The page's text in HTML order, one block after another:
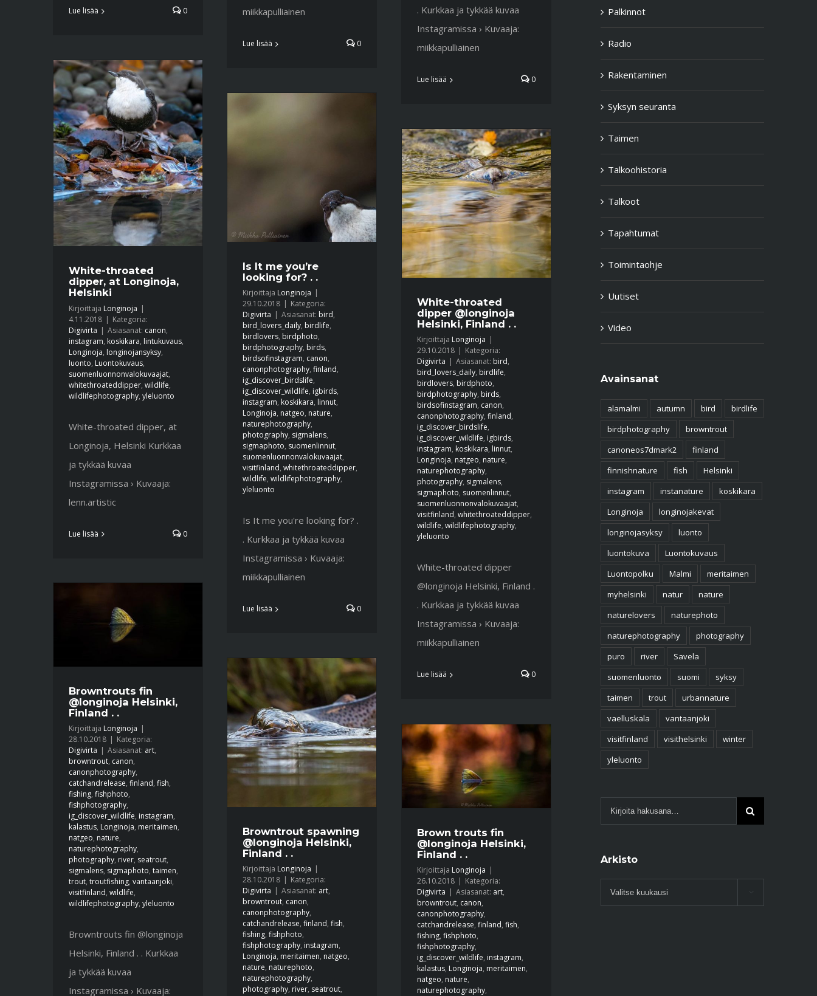
Lue lisää 0
. Kurkkaa ja tykkää kuvaa
Instagramissa › Kuvaaja:
miikkapulliainen
Lue lisää 0
miikkapulliainen
Lue lisää 0
White-throated
dipper, at Longinoja,
Helsinki
Kirjoittaja Longinoja |
4.11.2018 | Kategoria:
Digivirta | Asiasanat: canon,
instagram, koskikara, lintukuvaus,
Longinoja, longinojansyksy,
luonto, Luontokuvaus,
suomenluonnonvalokuvaajat,
whitethroateddipper, wildlife,
wildlifephotography, yleluonto
White-throated dipper, at
Longinoja, Helsinki Kurkkaa
ja tykkää kuvaa
Instagramissa › Kuvaaja:
lenn.artistic
Lue lisää 0
Is It me you’re
looking for? . .
Kirjoittaja Longinoja |
29.10.2018 | Kategoria:
Digivirta | Asiasanat: bird,
bird_lovers_daily, birdlife,
birdlovers, birdphoto,
birdphotography, birds,
birdsofinstagram, canon,
canonphotography, finland,
ig_discover_birdslife,
ig_discover_wildlife, igbirds,
instagram, koskikara, linnut,
Longinoja, natgeo, nature,
naturephotography,
photography, sigmalens,
sigmaphoto, suomenlinnut,
suomenluonnonvalokuvaajat,
visitfinland, whitethroateddipper,
wildlife, wildlifephotography,
yleluonto
Is It me you're looking for? .
. Kurkkaa ja tykkää kuvaa
Instagramissa › Kuvaaja:
miikkapulliainen
Lue lisää 0
White-throated
dipper @longinoja
Helsinki, Finland . .
Kirjoittaja Longinoja |
29.10.2018 | Kategoria:
Digivirta | Asiasanat: bird,
bird_lovers_daily, birdlife,
birdlovers, birdphoto,
birdphotography, birds,
birdsofinstagram, canon,
canonphotography, finland,
ig_discover_birdslife,
ig_discover_wildlife, igbirds,
instagram, koskikara, linnut,
Longinoja, natgeo, nature,
naturephotography,
photography, sigmalens,
sigmaphoto, suomenlinnut,
suomenluonnonvalokuvaajat,
visitfinland, whitethroateddipper,
wildlife, wildlifephotography,
yleluonto
White-throated dipper
@longinoja Helsinki, Finland .
. Kurkkaa ja tykkää kuvaa
Instagramissa › Kuvaaja:
miikkapulliainen
Lue lisää 0
Browntrouts fin
@longinoja Helsinki,
Finland . .
Kirjoittaja Longinoja |
28.10.2018 | Kategoria:
Digivirta | Asiasanat: art,
browntrout, canon,
canonphotography,
catchandrelease, finland, fish,
fishing, fishphoto,
fishphotography,
ig_discover_wildlife, instagram,
kalastus, Longinoja, meritaimen,
natgeo, nature,
naturephotography,
photography, river, seatrout,
sigmalens, sigmaphoto, taimen,
trout, troutfishing, vantaanjoki,
visitfinland, wildlife,
wildlifephotography, yleluonto
Browntrouts fin @longinoja
Helsinki, Finland . . Kurkkaa
ja tykkää kuvaa
Instagramissa › Kuvaaja:
Browntrout spawning
@longinoja Helsinki,
Finland . .
Kirjoittaja Longinoja |
28.10.2018 | Kategoria:
Digivirta | Asiasanat: art,
browntrout, canon,
canonphotography,
catchandrelease, finland, fish,
fishing, fishphoto,
fishphotography, instagram,
Longinoja, meritaimen, natgeo,
nature, naturephoto,
naturephotography,
photography, river, seatrout,
Brown trouts fin
@longinoja Helsinki,
Finland . .
Kirjoittaja Longinoja |
26.10.2018 | Kategoria:
Digivirta | Asiasanat: art,
browntrout, canon,
canonphotography,
catchandrelease, finland, fish,
fishing, fishphoto,
fishphotography,
ig_discover_wildlife, instagram,
kalastus, Longinoja, meritaimen,
natgeo, nature,
naturephotography,
Palkinnot
Radio
Rakentaminen
Syksyn seuranta
Taimen
Talkoohistoria
Talkoot
Tapahtumat
Toimintaohje
Uutiset
Video
Avainsanat
alamalmi autumn bird
birdlife
birdphotography
browntrout
canoneos7dmark2
finland
finnishnature
fish
Helsinki
instagram
instanature
koskikara
Longinoja
longinojakevat
longinojasyksy
luonto
luontokuva
Luontokuvaus
Luontopolku
Malmi
meritaimen
myhelsinki
natur
nature
naturelovers
naturephoto
naturephotography
photography
puro
river
Savela
suomenluonto
suomi
syksy
taimen
trout
urbannature
vaelluskala
vantaanjoki
visitfinland
visithelsinki
winter
yleluonto
Arkisto
Arkisto